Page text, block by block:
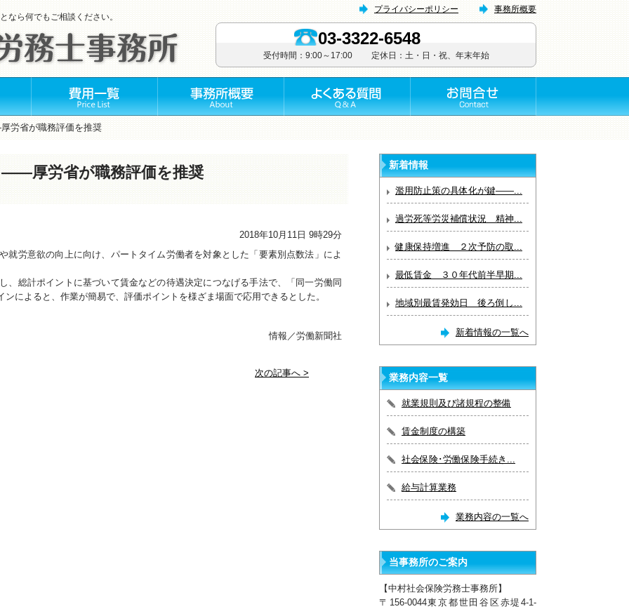
なら何でもご相談ください。
事務所概要
プライバシーポリシー
03-3322-6548
受付時間：9:00～17:00 定休日：土・日・祝、年末年始
労省が職務評価を推奨
――厚労省が職務評価を推奨
2018年10月11日 9時29分
就労意欲の向上に向け、パートタイム労働者を対象とした「要素別点数法」によ
、総計ポイントに基づいて賃金などの待遇決定につなげる手法で、「同一労働同
によると、作業が簡易で、評価ポイントを様ざま場面で応用できるとした。
情報／労働新聞社
次の記事へ >
新着情報
濫用防止策の具体化が鍵――...
過労死等労災補償状況 精神...
健康保持増進 ２次予防の取...
最低賃金 ３０年代前半早期...
地域別最賃発効日 後ろ倒し...
新着情報の一覧へ
業務内容一覧
就業規則及び諸規程の整備
賃金制度の構築
社会保険･労働保険手続き...
給与計算業務
業務内容の一覧へ
当事務所のご案内
【中村社会保険労務士事務所】
〒156-0044東京都世田谷区赤堤4-1-